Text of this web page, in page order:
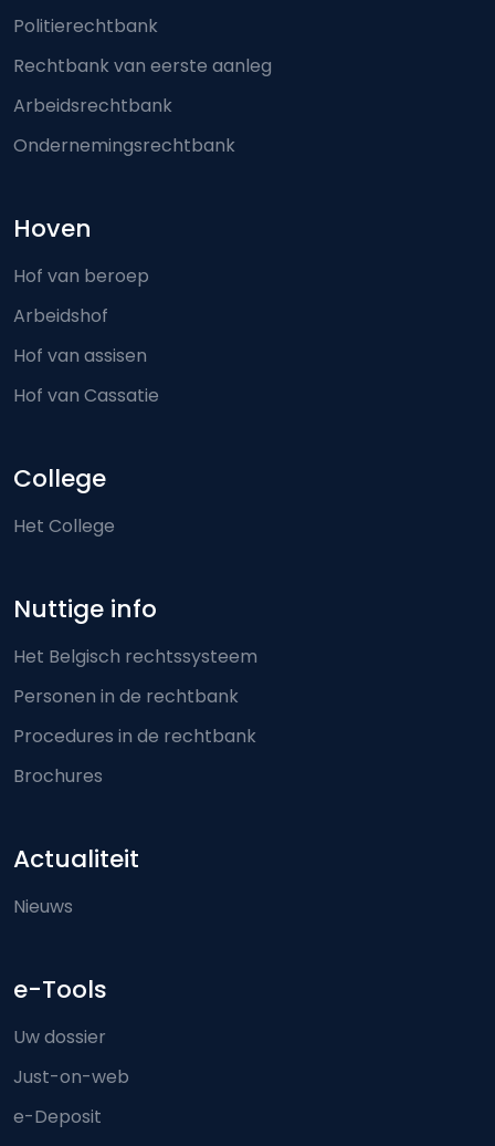
Politierechtbank
Rechtbank van eerste aanleg
Arbeidsrechtbank
Ondernemingsrechtbank
Hoven
Hof van beroep
Arbeidshof
Hof van assisen
Hof van Cassatie
College
Het College
Nuttige info
Het Belgisch rechtssysteem
Personen in de rechtbank
Procedures in de rechtbank
Brochures
Actualiteit
Nieuws
e-Tools
Uw dossier
Just-on-web
e-Deposit